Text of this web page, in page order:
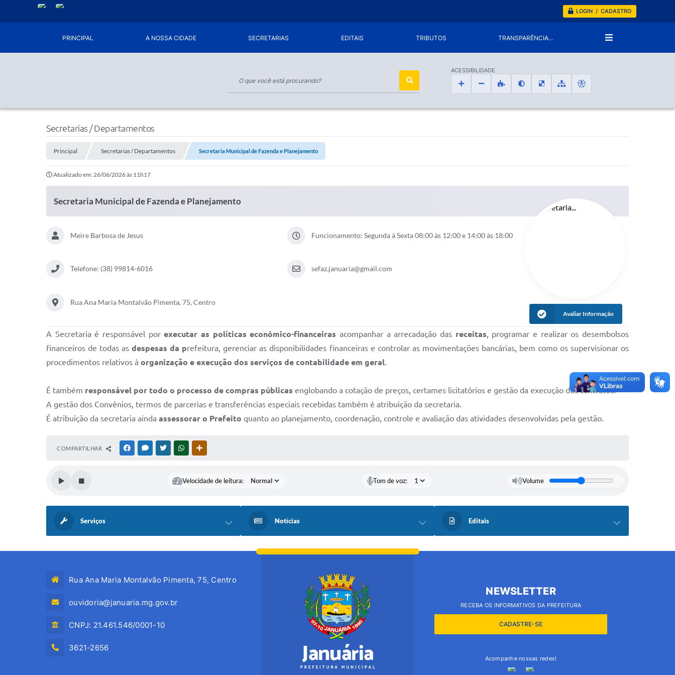
LOGIN / CADASTRO
PRINCIPAL A NOSSA CIDADE SECRETARIAS EDITAIS TRIBUTOS TRANSPARÊNCIA...
ACESSIBILIDADE
Secretarias / Departamentos
Principal Secretarias / Departamentos Secretaria Municipal de Fazenda e Planejamento
Atualizado em: 26/06/2026 às 11h17
Secretaria Municipal de Fazenda e Planejamento
Meire Barbosa de Jesus Funcionamento: Segunda à Sexta 08:00 às 12:00 e 14:00 às 18:00
Telefone: (38) 99814-6016 sefaz.januaria@gmail.com
Rua Ana Maria Montalvão Pimenta, 75, Centro
Avaliar Informação
A Secretaria é responsável porexecutar as políticas econômico-financeiras acompanhar a arrecadação das receitas, programar e realizar os desembolsos
financeiros de todas asdespesas da prefeitura, gerenciar as disponibilidades financeiras e controlar as movimentações bancárias, bem como os supervisionar os
procedimentos relativos à organização e execução dos serviços de contabilidade em geral.
É também responsável por todo o processo de compras públicas englobando a cotação de preços, certames licitatórios e gestão da execução dos contratos.
A gestão dos Convênios, termos de parcerias e transferências especiais recebidas também é atribuição da secretaria.
É atribuição da secretaria ainda assessorar o Prefeito quanto ao planejamento, coordenação, controle e avaliação das atividades desenvolvidas pela gestão.
COMPARTILHAR FACEBOOKMESSENGER
TWITTERWHATSAPP
Velocidade de leitura: Tom de voz: Volume
Serviços Notícias Editais
Rua Ana Maria Montalvão Pimenta, 75, Centro
ouvidoria@januaria.mg.gov.br
CNPJ: 21.461.546/0001-10
3621-2656
NEWSLETTER
RECEBA OS INFORMATIVOS DA PREFEITURA
CADASTRE-SE
Acompanhe nossas redes!